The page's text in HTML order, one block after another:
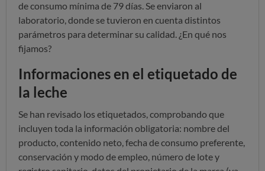
de consumo mínima de 79 días. Se enviaron al
laboratorio, donde se tuvieron en cuenta distintos
parámetros para determinar su calidad. ¿En qué nos
fijamos?
Informaciones en el etiquetado de
la leche
Se han revisado los etiquetados, comprobando que
incluyen toda la información obligatoria: nombre del
producto, contenido neto, fecha de consumo preferente,
conservación y modo de empleo, número de lote y